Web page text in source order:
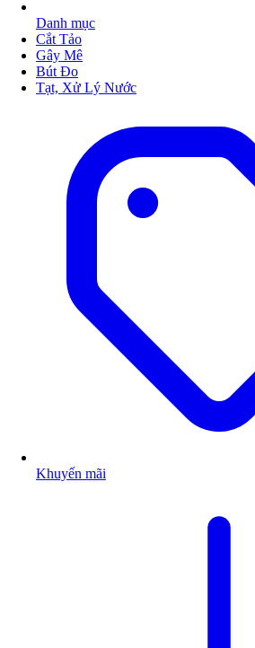
Danh mục
Cắt Tảo
Gây Mê
Bút Đo
Tạt, Xử Lý Nước
Khuyến mãi